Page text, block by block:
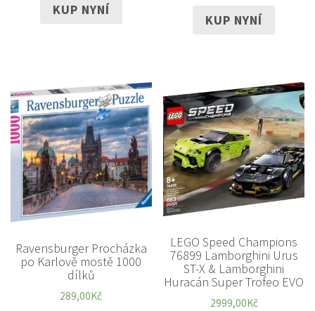
KUP NYNÍ
KUP NYNÍ
Ravensburger Procházka
po Karlově mostě 1000
dílků
289,00Kč
LEGO Speed Champions
76899 Lamborghini Urus
ST-X & Lamborghini
Huracán Super Trofeo EVO
2999,00Kč